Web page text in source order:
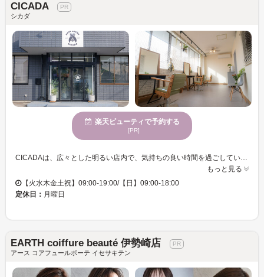
CICADA
シカダ
楽天ビューティで予約する
[PR]
CICADAは、広々とした明るい店内で、気持ちの良い時間を過ごしていただけます。このサロンでは、トレンドと個性を融合させたカラー提案が得意で、あなたの魅力を最大限に引き出します。さまざまな年齢層のお客様にご利用いただいており、どなたでも新しい自分と出会える場所です。駐車場完備のため、お車でのアクセスも便利です。また、お支払いにはクレジットカードをご利用いただけます。一度CICADAに足を運んで、リフレッシュされた自分を見つけてください。あなたのご来店を心よりお待ちしております。
もっと見る
【火水木金土祝】09:00-19:00/【日】09:00-18:00
定休日： 月曜日
EARTH coiffure beauté 伊勢崎店
アース コアフュールボーテ イセサキテン